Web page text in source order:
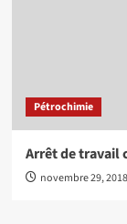
Pétrochimie
Arrêt de travail
novembre 29, 2018